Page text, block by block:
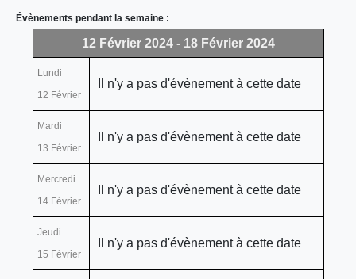
Évènements pendant la semaine :
12 Février 2024 - 18 Février 2024
Lundi
12 Février
Il n'y a pas d'évènement à cette date
Mardi
13 Février
Il n'y a pas d'évènement à cette date
Mercredi
14 Février
Il n'y a pas d'évènement à cette date
Jeudi
15 Février
Il n'y a pas d'évènement à cette date